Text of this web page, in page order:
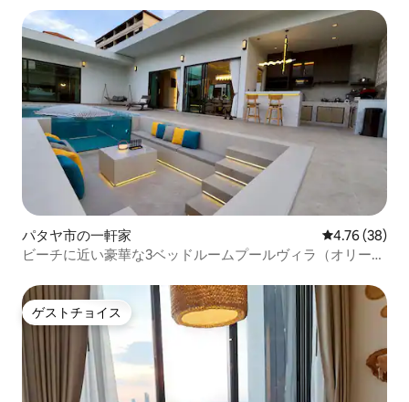
パタヤ市の一軒家 レビュー38
4.76 (38)
ビーチに近い豪華な3ベッドルームプールヴィラ（オリーブ
ゲストチョイス
ゲストチョイス